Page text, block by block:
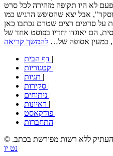
פעם לא היו תקופה מזהירה לכל סרט
אבל יצא שהסופש הרגיש כמו
על סרטים רצים שטרם נכתבו כאן
הם יאוגדו יחדיו בפוסט אחד של
במעין אסופה של… להמשך קריאה
|
|
|
|
|
|
|
התחברות
להעתיק ללא רשות מפורשת בכתב.
נט יו